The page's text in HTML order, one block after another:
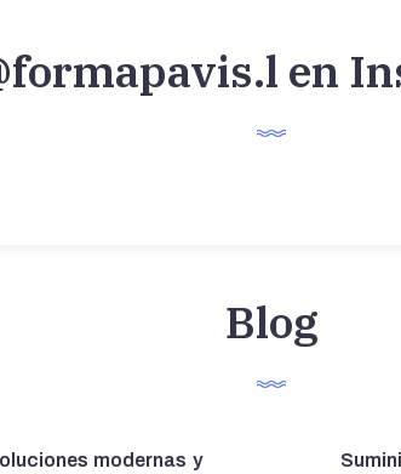
en
Blog
modernas y